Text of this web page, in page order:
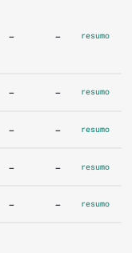
- - resumo
- - resumo
- - resumo
- - resumo
- - resumo